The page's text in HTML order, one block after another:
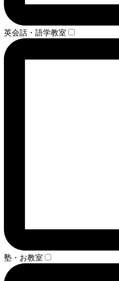
英会話・語学教室
塾・お教室